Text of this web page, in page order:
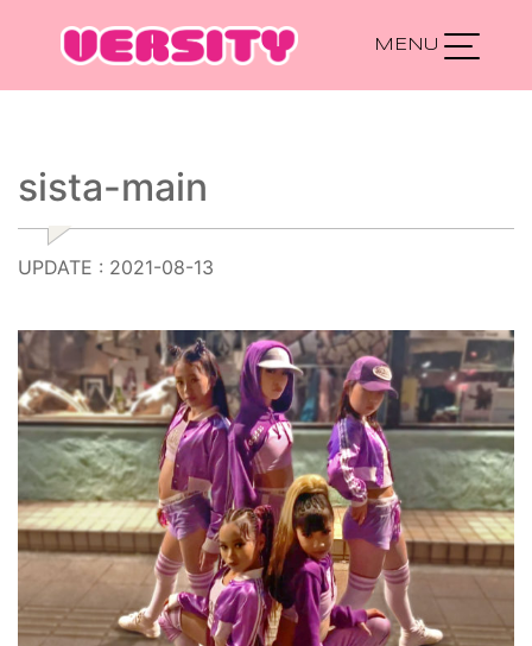
Main Navigation
sista-main
UPDATE : 2021-08-13